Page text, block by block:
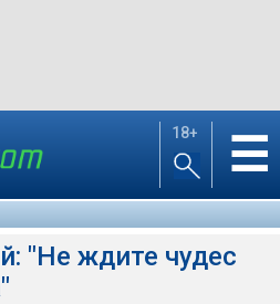
18+ ☰
"Не ждите чудес